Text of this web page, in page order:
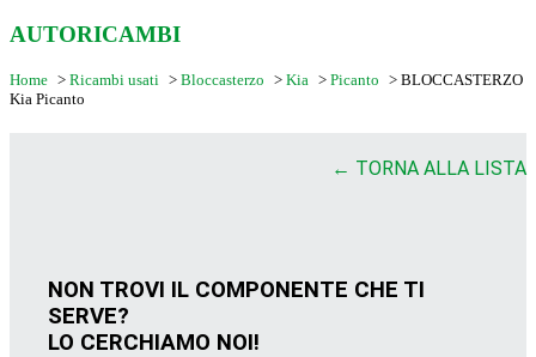
AUTORICAMBI
Home > Ricambi usati > Bloccasterzo > Kia > Picanto > BLOCCASTERZO
Kia Picanto
← TORNA ALLA LISTA
NON TROVI IL COMPONENTE CHE TI
SERVE?
LO CERCHIAMO NOI!